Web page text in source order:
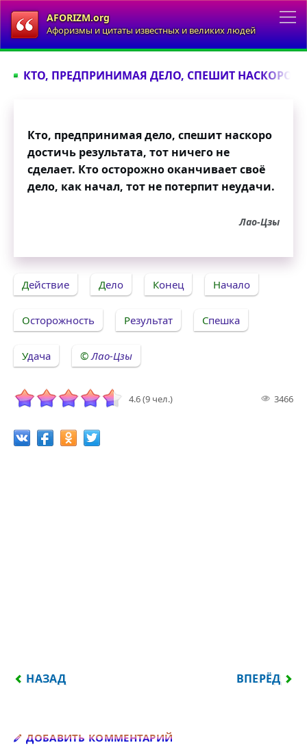
AFORIZM.org
Афоризмы и цитаты известных и великих людей
КТО, ПРЕДПРИНИМАЯ ДЕЛО, СПЕШИТ НАСКОРО
Кто, предпринимая дело, спешит наскоро
достичь результата, тот ничего не
сделает. Кто осторожно оканчивает своё
дело, как начал, тот не потерпит неудачи.
Лао-Цзы
Действие Дело Конец Начало
Осторожность Результат Спешка
Удача Лао-Цзы
4.6 (9 чел.) 3466
ПРЕДЫДУЩИЙ: ДЛЯ ТОГО, ЧТОБЫ ЖИТЬ
НАЗАД ВПЕРЁД
ДОБАВИТЬ КОММЕНТАРИЙ